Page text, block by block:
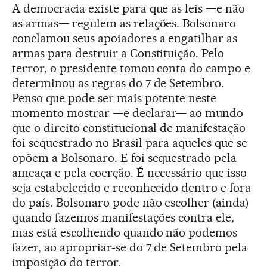
A democracia existe para que as leis —e não
as armas— regulem as relações. Bolsonaro
conclamou seus apoiadores a engatilhar as
armas para destruir a Constituição. Pelo
terror, o presidente tomou conta do campo e
determinou as regras do 7 de Setembro.
Penso que pode ser mais potente neste
momento mostrar —e declarar— ao mundo
que o direito constitucional de manifestação
foi sequestrado no Brasil para aqueles que se
opõem a Bolsonaro. E foi sequestrado pela
ameaça e pela coerção. É necessário que isso
seja estabelecido e reconhecido dentro e fora
do país. Bolsonaro pode não escolher (ainda)
quando fazemos manifestações contra ele,
mas está escolhendo quando não podemos
fazer, ao apropriar-se do 7 de Setembro pela
imposição do terror.